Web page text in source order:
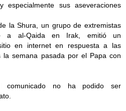
especialmente sus aseveraciones
la Shura, un grupo de extremistas
a al-Qaida en Irak, emitió un
en internet en respuesta a las
la semana pasada por el Papa con
comunicado no ha podido ser